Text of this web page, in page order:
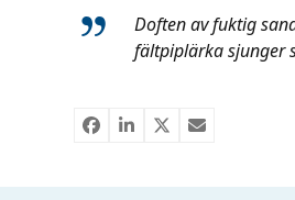
Doften av fuktig
fältpiplärka sjunger